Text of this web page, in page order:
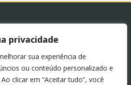
privacidade
sua experiência de
ou conteúdo personalizado e
clicar em “Aceitar tudo”, você
Lima.
Política de Privacidade
(LGPD)